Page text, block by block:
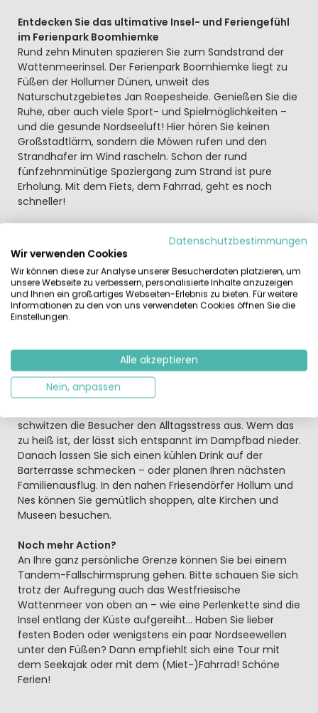
Entdecken Sie das ultimative Insel- und Feriengefühl
im Ferienpark Boomhiemke
Rund zehn Minuten spazieren Sie zum Sandstrand der
Wattenmeerinsel. Der Ferienpark Boomhiemke liegt zu
Füßen der Hollumer Dünen, unweit des
Naturschutzgebietes Jan Roepesheide. Genießen Sie die
Ruhe, aber auch viele Sport- und Spielmöglichkeiten –
und die gesunde Nordseeluft! Hier hören Sie keinen
Großstadtlärm, sondern die Möwen rufen und den
Strandhafer im Wind rascheln. Schon der rund
fünfzehnminütige Spaziergang zum Strand ist pure
Erholung. Mit dem Fiets, dem Fahrrad, geht es noch
schneller!
Für Jung und Alt, für fast jede Altersgruppe und jeden
Geschmack gibt es im Ferienpark Boomhienke viel zu
erleben. Genießen Sie die Ruhe und ein gutes Buch auf
der großen Terrasse Ihres Urlaubsdomizils, während die
Kinder und Ihr Partner vielleicht das überdachte
Schwimmbad entern? Zudem gibt es für die Kleinen
sich auch allerlei einfallen. Die Kids werden das
Maskottchen Koos lieben.
Noch ein bisschen extra Zeit für sich?
schwitzen die Besucher den Alltagsstress aus. Wem das
zu heiß ist, der lässt sich entspannt im Dampfbad nieder.
Danach lassen Sie sich einen kühlen Drink auf der
Barterrasse schmecken – oder planen Ihren nächsten
Familienausflug. In den nahen Friesendörfer Hollum und
Nes können Sie gemütlich shoppen, alte Kirchen und
Museen besuchen.
Noch mehr Action?
An Ihre ganz persönliche Grenze können Sie bei einem
Tandem-Fallschirmsprung gehen. Bitte schauen Sie sich
trotz der Aufregung auch das Westfriesische
Wattenmeer von oben an – wie eine Perlenkette sind die
Insel entlang der Küste aufgereiht… Haben Sie lieber
festen Boden oder wenigstens ein paar Nordseewellen
unter den Füßen? Dann empfiehlt sich eine Tour mit
dem Seekajak oder mit dem (Miet-)Fahrrad! Schöne
Ferien!
Datenschutzbestimmungen
Wir verwenden Cookies
Wir können diese zur Analyse unserer Besucherdaten platzieren, um
unsere Webseite zu verbessern, personalisierte Inhalte anzuzeigen
und Ihnen ein großartiges Webseiten-Erlebnis zu bieten. Für weitere
Informationen zu den von uns verwendeten Cookies öffnen Sie die
Einstellungen.
Alle akzeptieren
Nein, anpassen